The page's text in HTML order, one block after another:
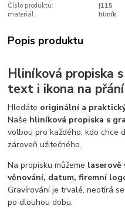
Číslo produktu:
|115
materiál:
hliník
Popis produktu
Hliníková propiska
text i ikona na přání
Hledáte originální a
Naše hliníková propiska s
volbou pro každého, kdo chce
zároveň užitečného.
Na propisku můžeme
věnování, datum, firemní
Gravírování je trvalé, neotírá
po dlouhou dobu.